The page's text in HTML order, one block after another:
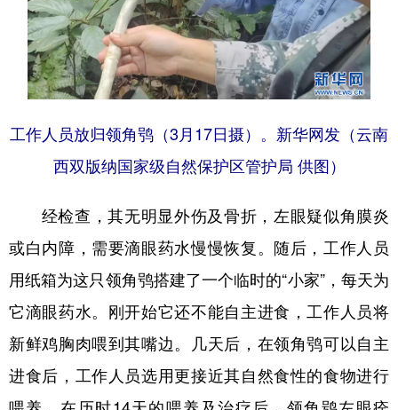
工作人员放归领角鸮（3月17日摄）。新华网发（云南
西双版纳国家级自然保护区管护局 供图）
经检查，其无明显外伤及骨折，左眼疑似角膜炎
或白内障，需要滴眼药水慢慢恢复。随后，工作人员
用纸箱为这只领角鸮搭建了一个临时的“小家”，每天为
它滴眼药水。刚开始它还不能自主进食，工作人员将
新鲜鸡胸肉喂到其嘴边。几天后，在领角鸮可以自主
进食后，工作人员选用更接近其自然食性的食物进行